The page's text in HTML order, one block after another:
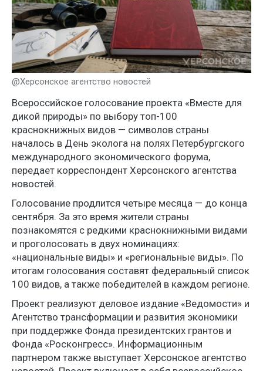
@Херсонское агентство новостей
Всероссийское голосование проекта «Вместе для
дикой природы» по выбору топ-100
краснокнижных видов — символов страны
началось в День эколога на полях Петербургского
международного экономического форума,
передает корреспондент Херсонского агентства
новостей.
Голосование продлится четыре месяца — до конца
сентября. За это время жители страны
познакомятся с редкими краснокнижными видами
и проголосовать в двух номинациях:
«национальные виды» и «региональные виды». По
итогам голосования составят федеральный список
100 видов, а также победителей в каждом регионе.
Проект реализуют деловое издание «Ведомости» и
Агентство трансформации и развития экономики
при поддержке Фонда президентских грантов и
Фонда «Росконгресс». Информационным
партнером также выступает Херсонское агентство